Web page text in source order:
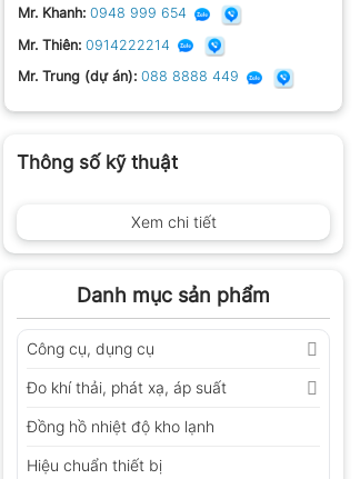
Mr. Khanh: 0948 999 654
Mr. Thiên: 0914222214
Mr. Trung (dự án): 088 8888 449
Thông số kỹ thuật
Xem chi tiết
Danh mục sản phẩm
Công cụ, dụng cụ
Đo khí thải, phát xạ, áp suất
Đồng hồ nhiệt độ kho lạnh
Hiệu chuẩn thiết bị